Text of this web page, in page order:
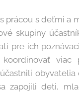
prácou s deťmi a
skupiny
pre ich
viac
obyvatelia
zapojili deti,